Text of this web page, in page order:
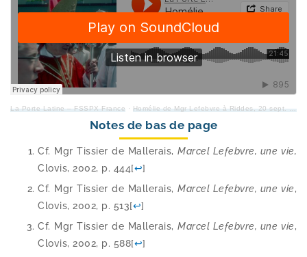
La Porte Latine – FSSPX France · Homélie de Mgr Lefebvre à Riddes, 20 sept. 1981, 10 ans de sacer­doce de M. l’ab­bé Paul Aulagnier
Notes de bas de page
Cf. Mgr Tissier de Mallerais,Marcel Lefebvre, une vie,
Clovis, 2002, p. 444[↩]
Cf. Mgr Tissier de Mallerais,Marcel Lefebvre, une vie,
Clovis, 2002, p. 513[↩]
Cf. Mgr Tissier de Mallerais,Marcel Lefebvre, une vie,
Clovis, 2002, p. 588[↩]